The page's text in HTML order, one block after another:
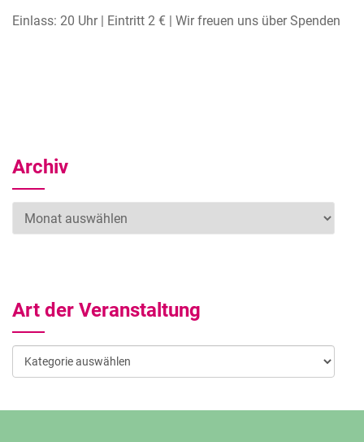
Einlass: 20 Uhr | Eintritt 2 € | Wir freuen uns über Spenden
Archiv
Archiv
Art der Veranstaltung
Art
der
Veranstaltung